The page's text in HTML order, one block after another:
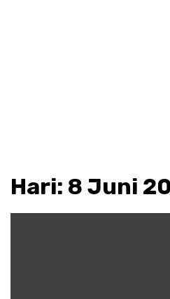
Hari: 8 Juni